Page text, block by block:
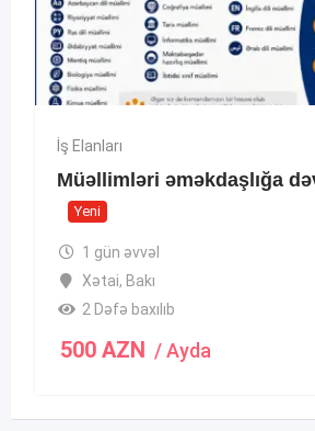
İş Elanları
Müəllimləri əməkdaşlığa
Yeni
1 gün əvvəl
Xətai, Bakı
2 Dəfə baxılıb
500 AZN / Ayda